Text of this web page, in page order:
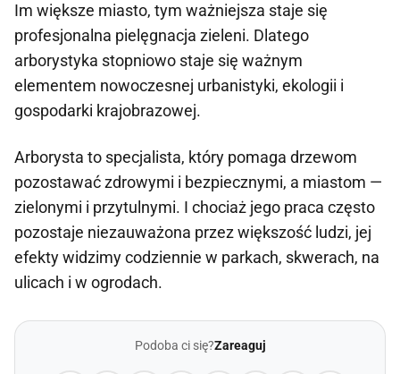
Im większe miasto, tym ważniejsza staje się
profesjonalna pielęgnacja zieleni. Dlatego
arborystyka stopniowo staje się ważnym
elementem nowoczesnej urbanistyki, ekologii i
gospodarki krajobrazowej.
Arborysta to specjalista, który pomaga drzewom
pozostawać zdrowymi i bezpiecznymi, a miastom —
zielonymi i przytulnymi. I chociaż jego praca często
pozostaje niezauważona przez większość ludzi, jej
efekty widzimy codziennie w parkach, skwerach, na
ulicach i w ogrodach.
Podoba ci się?Zareaguj